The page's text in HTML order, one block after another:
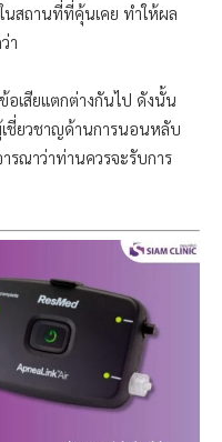
สถานที่ที่คุ้นเคย ทำให้ผล
า
อเสียแตกต่างกันไป ดังนั้น
ชี่ยวชาญด้านการนอนหลับ
รณาว่าท่านควรจะรับการ